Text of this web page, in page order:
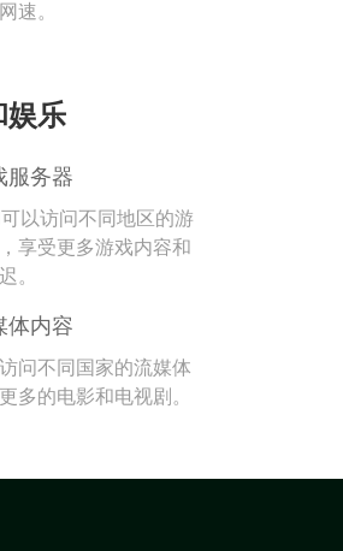
速。
娱乐
服务器
以访问不同地区的游
享受更多游戏内容和
。
体内容
问不同国家的流媒体
多的电影和电视剧。